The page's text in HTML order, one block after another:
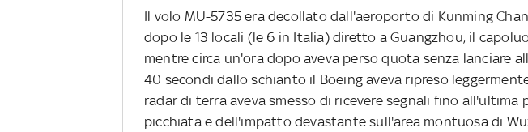
Il volo MU-5735 era decollato dall'aeroporto di Kunming
dopo le 13 locali (le 6 in Italia) diretto a Guangzhou, il
mentre circa un'ora dopo aveva perso quota senza lanciare
40 secondi dallo schianto il Boeing aveva ripreso
radar di terra aveva smesso di ricevere segnali fino all'ultima
picchiata e dell'impatto devastante sull'area montuosa di